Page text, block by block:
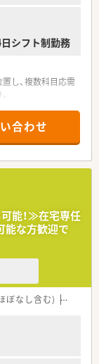
シフト制勤務
し、複数科目応需
休みの相談もしや
ありスピード対
庭との両立も図り
にも理解のある職
す方
きたい方
を維持しておりま
合わせ
能！≫在宅専任
能な方歓迎で
ぼなし含む) 転勤な